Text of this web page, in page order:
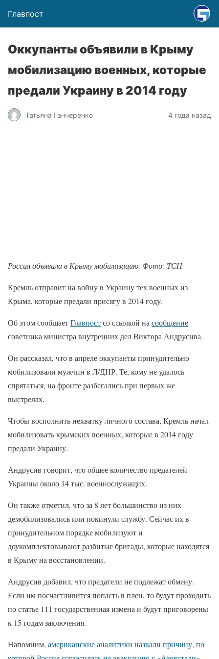
Главпост
Оккупанты объявили в Крыму
мобилизацию военных, которые
предали Украину в 2014 году
Татьяна Ганчеренко 4 года назад
Россия объявила в Крыму мобилизацию. Фото: ТСН
Кремль отправит на войну в Украину тех военных из
Крыма, которые предали присягу в 2014 году.
Об этом сообщаетГлавпостсо ссылкой насообщение
советника министра внутренних дел Виктора Андрусива.
Он рассказал, что в апреле оккупанты принудительно
мобилизовали мужчин в Л/ДНР. Те, кому не удалось
спрятаться, на фронте разбегались при первых же
выстрелах.
Чтобы восполнить нехватку личного состава, Кремль начал
мобилизовать крымских военных, которые в 2014 году
предали Украину.
Андрусив говорит, что общее количество предателей
Украины около 14 тыс. военнослужащих.
Он также отметил, что за 8 лет большинство из них
демобилизовались или покинули службу. Сейчас их в
принудительном порядке мобилизуют и
доукомплектовывают разбитые бригады, которые находятся
в Крыму на восстановлении.
Андрусив добавил, что предатели не подлежат обмену.
Если им посчастливится попасть в плен, то будут проходить
по статье 111 государственная измена и будут приговорены
к 15 годам заключения.
Напомним, американские аналитики назвали причину, по